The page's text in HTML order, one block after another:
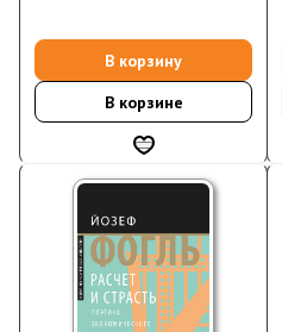
В корзину
В корзине